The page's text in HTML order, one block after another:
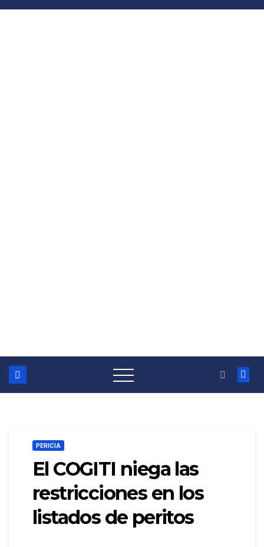
Saltar
PERICIA
El COGITI niega las
restricciones en los
listados de peritos